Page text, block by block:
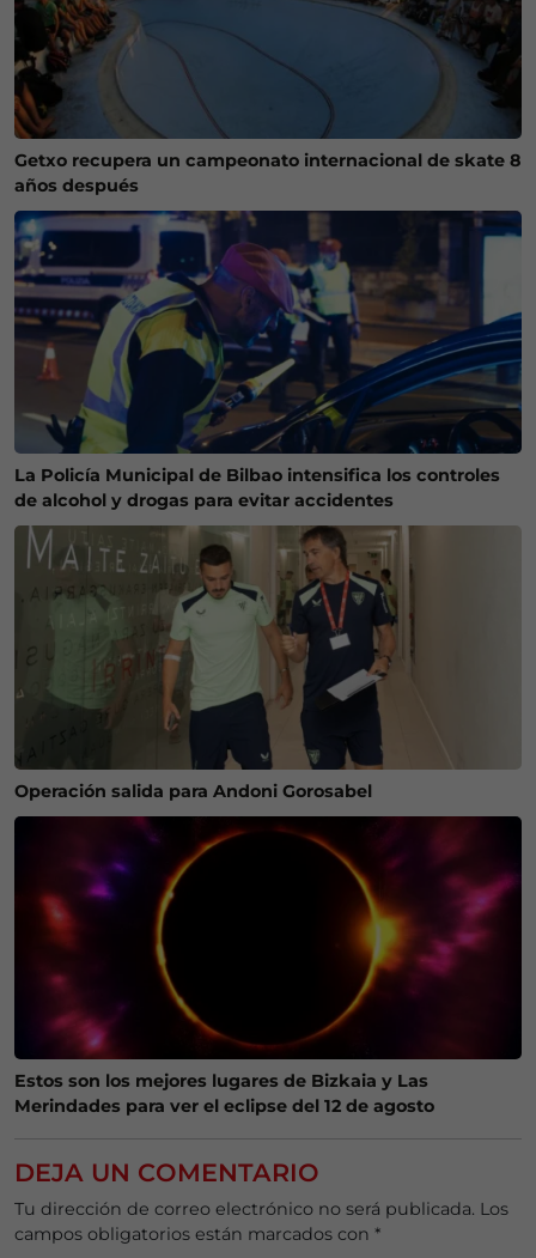
Getxo recupera un campeonato internacional de skate 8
años después
La Policía Municipal de Bilbao intensifica los controles
de alcohol y drogas para evitar accidentes
Operación salida para Andoni Gorosabel
Estos son los mejores lugares de Bizkaia y Las
Merindades para ver el eclipse del 12 de agosto
DEJA UN COMENTARIO
Tu dirección de correo electrónico no será publicada. Los
campos obligatorios están marcados con *